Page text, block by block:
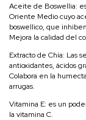
Aceite de Boswellia:
Oriente Medio cuyo
boswellico, que
Mejora la calidad del
Extracto de Chía: Las
antioxidantes, ácidos
Colabora en la
arrugas.
Vitamina E: es un
la vitamina C.